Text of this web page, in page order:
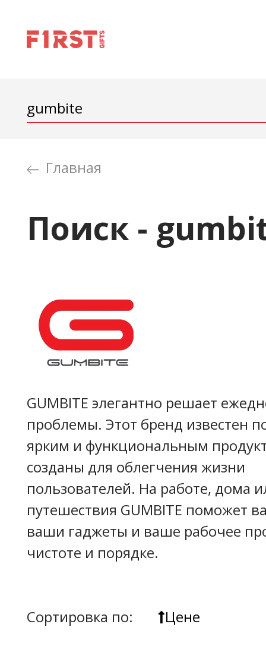
Главная
Поиск -
GUMBITE элегантно решает
проблемы. Этот бренд известен
ярким и функциональным
созданы для облегчения жизни
пользователей. На работе, дома
путешествия GUMBITE поможет
ваши гаджеты и ваше рабочее
чистоте и порядке.
Сортировка по: Цене